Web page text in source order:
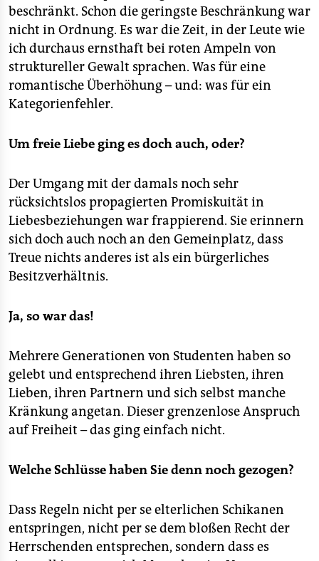
beschränkt. Schon die geringste Beschränkung war
nicht in Ordnung. Es war die Zeit, in der Leute wie
ich durchaus ernsthaft bei roten Ampeln von
struktureller Gewalt sprachen. Was für eine
romantische Überhöhung – und: was für ein
Kategorienfehler.
Um freie Liebe ging es doch auch, oder?
Der Umgang mit der damals noch sehr
rücksichtslos propagierten Promiskuität in
Liebesbeziehungen war frappierend. Sie erinnern
sich doch auch noch an den Gemeinplatz, dass
Treue nichts anderes ist als ein bürgerliches
Besitzverhältnis.
Ja, so war das!
Mehrere Generationen von Studenten haben so
gelebt und entsprechend ihren Liebsten, ihren
Lieben, ihren Partnern und sich selbst manche
Kränkung angetan. Dieser grenzenlose Anspruch
auf Freiheit – das ging einfach nicht.
Welche Schlüsse haben Sie denn noch gezogen?
Dass Regeln nicht per se elterlichen Schikanen
entspringen, nicht per se dem bloßen Recht der
Herrschenden entsprechen, sondern dass es